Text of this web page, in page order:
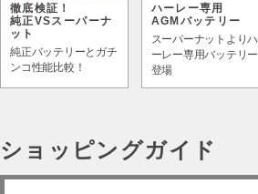
徹底検証！
純正VSスーパーナ
ット
純正バッテリーとガチ
ンコ性能比較！
ハーレー専用
AGMバッテリー
スーパーナットよりハ
ーレー専用バッテリー
登場
ショッピングガイド